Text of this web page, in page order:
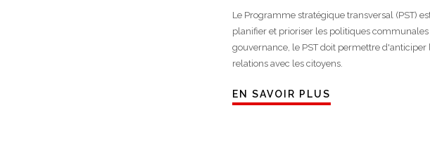
Le Programme stratégique transversal (PST)
planifier et prioriser les politiques
gouvernance, le PST doit permettre
relations avec les citoyens.
EN SAVOIR PLUS